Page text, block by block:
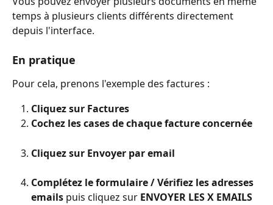
temps à plusieurs clients différents directement
depuis l'interface.
En pratique
Pour cela, prenons l'exemple des factures :
Cliquez sur Factures
Cochez les cases de chaque facture concernée
Cliquez sur Envoyer par email
Complétez le formulaire / Vérifiez les adresses
emails puis cliquez sur ENVOYER LES X EMAILS